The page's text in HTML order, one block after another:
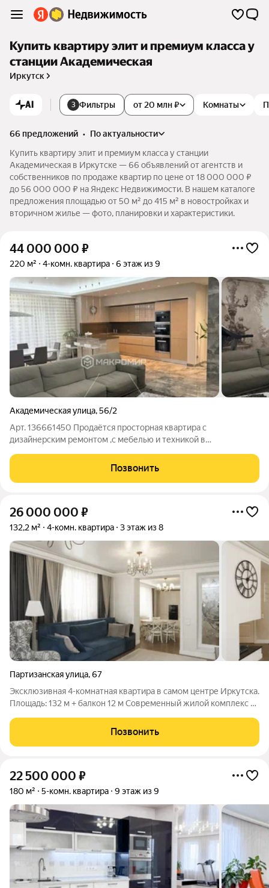
Купить квартиру элит и премиум класса у
станции Академическая
Иркутск
AI 3 Фильтры Комнаты
от 20 млн ₽
66 предложений •
по актуальности
Купить квартиру элит и премиум класса у станции
Академическая в Иркутске — 66 объявлений от агентств и
собственников по продаже квартир по цене от 18 000 000 ₽
до 56 000 000 ₽ на Яндекс Недвижимости. В нашем каталоге
предложения площадью от 50 м² до 415 м² в новостройках и
вторичном жилье — фото, планировки и характеристики.
44 000 000 ₽
220 м² 4-комн. квартира 6 этаж из 9
Академическая улица,56/2
Арт. 136661450 Продаётся просторная квартира c
дизайнерским ремонтом ,с мебелью и техникой в
Тип недвижимости: Квартира - Количество комнат: 4 (Мастер-
спальня, кабинет, детская,
Позвонить
26 000 000 ₽
132,2 м² 4-комн. квартира 3 этаж из 8
Партизанская улица,67
Эксклюзивная 4-комнатная квартира в самом центре Иркутска.
Площадь: 132 м + балкон 12 м Современный жилой комплекс из
качества, комфорта и уединения. Здесь всего 2 квартиры на
этаже и вы не живете
Позвонить
22 500 000 ₽
180 м² 5-комн. квартира 9 этаж из 9